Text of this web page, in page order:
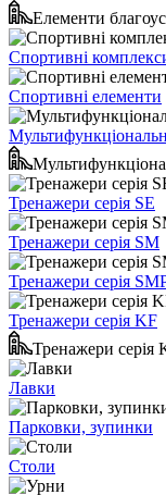
Елементи
Спортивні
Спортивні елементи
Тренажери серія SE
Тренажери серія SM
Тренажери серія
Тренажери серія KF
Тренажери серія
Лавки
Парковки, зупинки
Столи